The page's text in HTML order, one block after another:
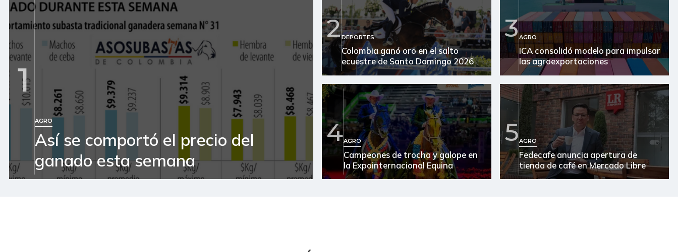
1
AGRO
Así se comportó el precio del
ganado esta semana
2DEPORTES
Colombia ganó oro en el salto
ecuestre de Santo Domingo 2026
3AGRO
ICA consolidó modelo para impulsar
las agroexportaciones
4AGRO
Campeones de trocha y galope en
la Expointernacional Equina
5AGRO
Fedecafe anuncia apertura de
tienda de café en Mercado Libre